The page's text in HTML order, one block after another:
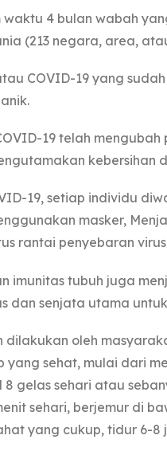
4 bulan wabah
(213 negara, area,
COVID-19 yang
19 telah
kebersihan
19, setiap individu
masker,
rantai penyebaran virus
imunitas tubuh juga
dan senjata utama
dilakukan oleh
yang sehat, mulai dari
8 gelas sehari atau
sehari, berjemur di
yang cukup, tidur 6-